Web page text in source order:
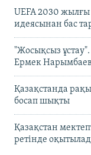
UEFA 2030
идеясынан бас
"Жосықсыз
Ермек
Қазақстанда
босап шықты
Қазақстан
ретінде